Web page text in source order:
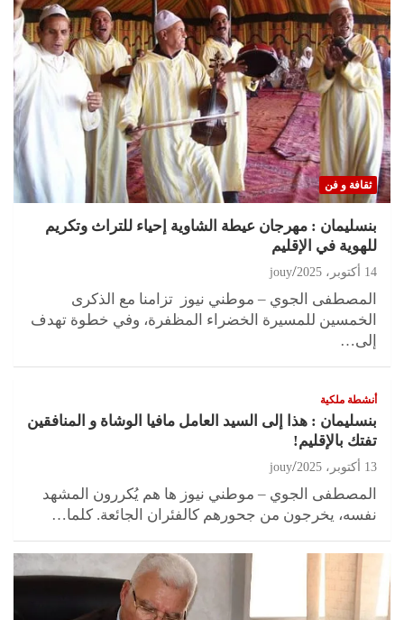
ثقافة و فن
بنسليمان : مهرجان عيطة الشاوية إحياء للتراث وتكريم
للهوية في الإقليم
14 أكتوبر، 2025 jouy
المصطفى الجوي – موطني نيوز تزامنا مع الذكرى
الخمسين للمسيرة الخضراء المظفرة، وفي خطوة تهدف
إلى…
أنشطة ملكية
بنسليمان : هذا إلى السيد العامل مافيا الوشاة و المنافقين
تفتك بالإقليم!
13 أكتوبر، 2025 jouy
المصطفى الجوي – موطني نيوز ها هم يُكررون المشهد
نفسه، يخرجون من جحورهم كالفئران الجائعة. كلما…